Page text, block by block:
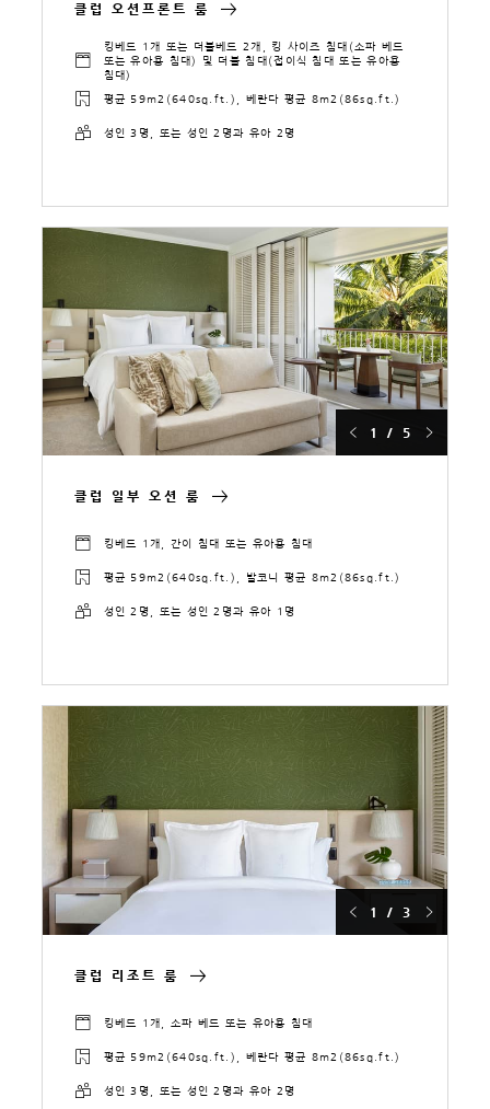
클럽 오션프론트 룸
킹베드 1개 또는 더블베드 2개, 킹 사이즈 침대(소파 베드
또는 유아용 침대) 및 더블 침대(접이식 침대 또는 유아용
침대)
평균 59m2(640sq.ft.), 베란다 평균 8m2(86sq.ft.)
성인 3명, 또는 성인 2명과 유아 2명
1 / 5
클럽 일부 오션 룸
킹베드 1개, 간이 침대 또는 유아용 침대
평균 59m2(640sq.ft.), 발코니 평균 8m2(86sq.ft.)
성인 2명, 또는 성인 2명과 유아 1명
1 / 3
클럽 리조트 룸
킹베드 1개, 소파 베드 또는 유아용 침대
평균 59m2(640sq.ft.), 베란다 평균 8m2(86sq.ft.)
성인 3명, 또는 성인 2명과 유아 2명